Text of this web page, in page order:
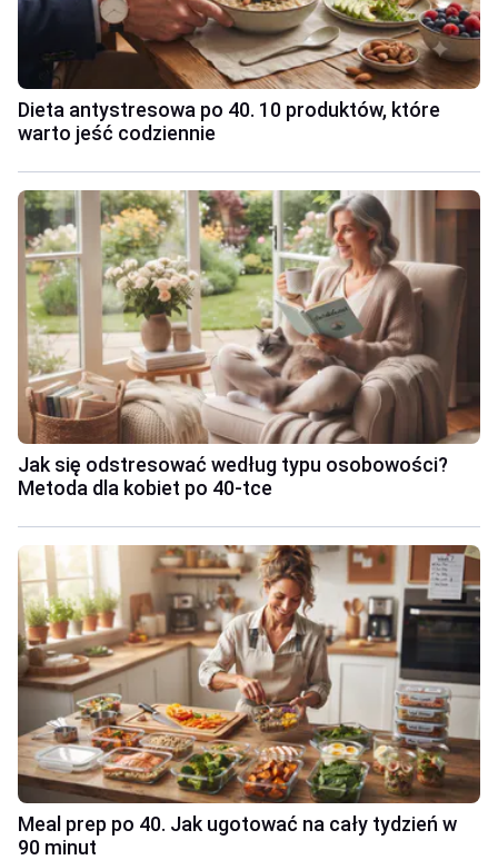
Dieta antystresowa po 40. 10 produktów, które
warto jeść codziennie
Jak się odstresować według typu osobowości?
Metoda dla kobiet po 40-tce
Meal prep po 40. Jak ugotować na cały tydzień w
90 minut